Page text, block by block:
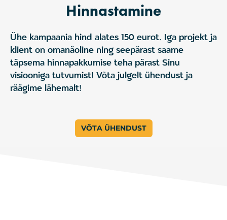
Hinnastamine
Ühe kampaania hind alates 150 eurot. Iga projekt ja
klient on omanäoline ning seepärast saame
täpsema hinnapakkumise teha pärast Sinu
visiooniga tutvumist! Võta julgelt ühendust ja
räägime lähemalt!
VÕTA ÜHENDUST